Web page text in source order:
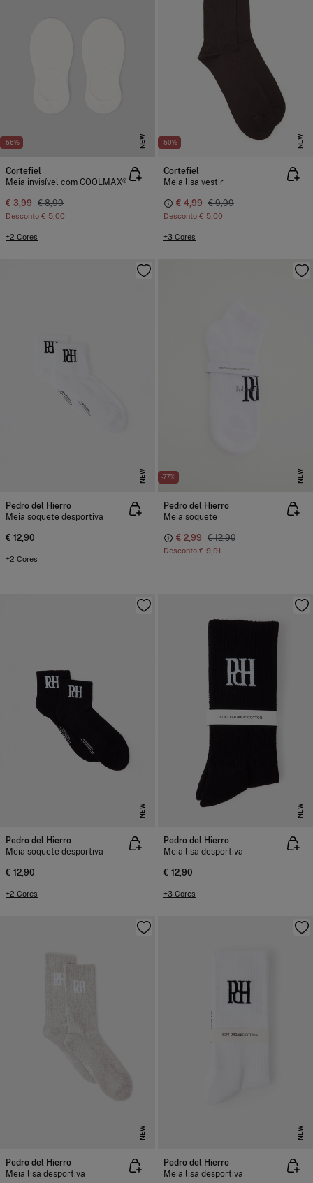
-56% NEW
Cortefiel
Meia invisível com COOLMAX®
€ 3,99 € 8,99
Desconto € 5,00
+2 Cores
-50% NEW
Cortefiel
Meia lisa vestir
€ 4,99 € 9,99
Desconto € 5,00
+3 Cores
NEW
Pedro del Hierro
Meia soquete desportiva
€ 12,90
+2 Cores
-77% NEW
Pedro del Hierro
Meia soquete
€ 2,99 € 12,90
Desconto € 9,91
NEW
Pedro del Hierro
Meia soquete desportiva
€ 12,90
+2 Cores
NEW
Pedro del Hierro
Meia lisa desportiva
€ 12,90
+3 Cores
NEW
Pedro del Hierro
Meia lisa desportiva
NEW
Pedro del Hierro
Meia lisa desportiva